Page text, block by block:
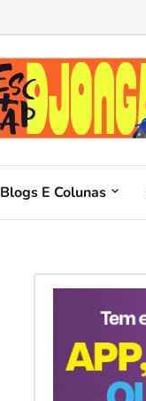
Blogs E Colunas